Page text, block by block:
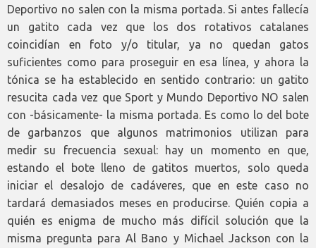
Deportivo no salen con la misma portada. Si antes fallecía
un gatito cada vez que los dos rotativos catalanes
coincidían en foto y/o titular, ya no quedan gatos
suficientes como para proseguir en esa línea, y ahora la
tónica se ha establecido en sentido contrario: un gatito
resucita cada vez que Sport y Mundo Deportivo NO salen
con -básicamente- la misma portada. Es como lo del bote
de garbanzos que algunos matrimonios utilizan para
medir su frecuencia sexual: hay un momento en que,
estando el bote lleno de gatitos muertos, solo queda
iniciar el desalojo de cadáveres, que en este caso no
tardará demasiados meses en producirse. Quién copia a
quién es enigma de mucho más difícil solución que la
misma pregunta para Al Bano y Michael Jackson con la